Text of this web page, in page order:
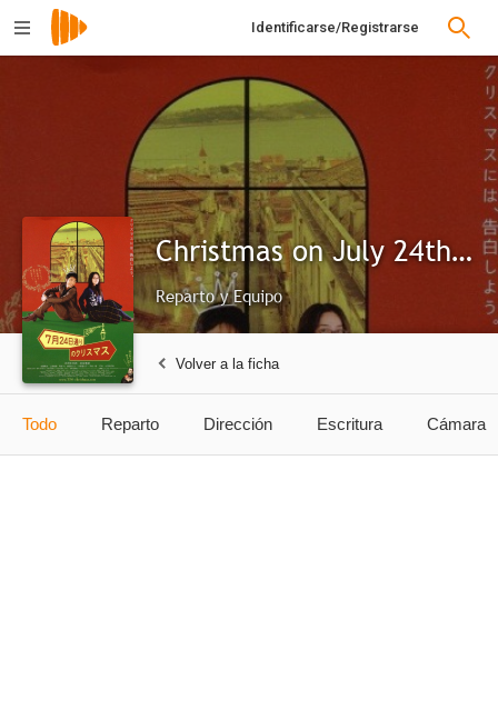
Identificarse/Registrarse
Christmas on July 24th Avenue
Reparto y Equipo
Volver a la ficha
Todo Reparto Dirección Escritura Cámara